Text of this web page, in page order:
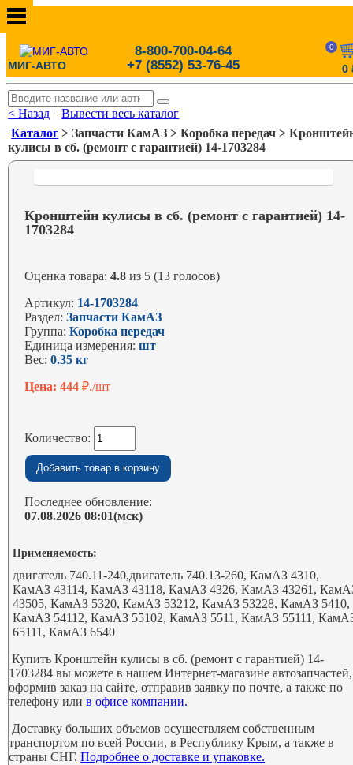
МИГ-АВТО
8-800-700-04-64
+7 (8552) 53-76-45
0
0
< Назад |Вывести весь каталог
Каталог > Запчасти КамАЗ > Коробка передач >
кулисы в сб. (ремонт с гарантией) 14-1703284
Кронштейн кулисы в сб. (ремонт с гарантией) 14-
1703284
Оценка товара:4.8 из 5 (13 голосов)
Артикул: 14-1703284
Раздел:Запчасти КамАЗ
Группа:Коробка передач
Единица измерения:шт
Вес:0.35 кг
Цена: 444₽./шт
Количество:
Последнее обновление:
07.08.2026 08:01(мск)
Применяемость:
двигатель 740.11-240,двигатель 740.13-260, КамАЗ 4310,
КамАЗ 43114, КамАЗ 43118, КамАЗ 4326, КамАЗ 43261,
43505, КамАЗ 5320, КамАЗ 53212, КамАЗ 53228, КамАЗ 5410,
КамАЗ 54112, КамАЗ 55102, КамАЗ 5511, КамАЗ 55111,
65111, КамАЗ 6540
Купить Кронштейн кулисы в сб. (ремонт с гарантией) 14-
1703284 вы можете в нашем Интернет-магазине автозапчастей,
оформив заказ на сайте, отправив заявку по почте, а также по
телефону илив офисе компании.
Доставку больших объемов осуществляем собственным
транспортом по всей России, в Республику Крым, а также в
страны СНГ.Подробнее о доставке и упаковке.